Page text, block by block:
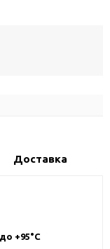
Доставка
до +95°С